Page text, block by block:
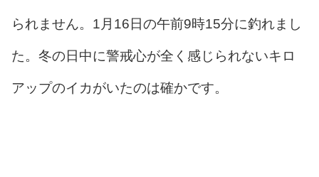
られません。1月16日の午前9時15分に釣れまし
た。冬の日中に警戒心が全く感じられないキロ
アップのイカがいたのは確かです。